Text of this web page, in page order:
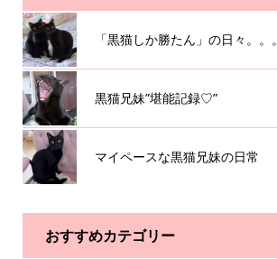
「黒猫しか勝たん」の日々。。。
黒猫兄妹”堪能記録♡”
マイペースな黒猫兄妹の日常
おすすめカテゴリー